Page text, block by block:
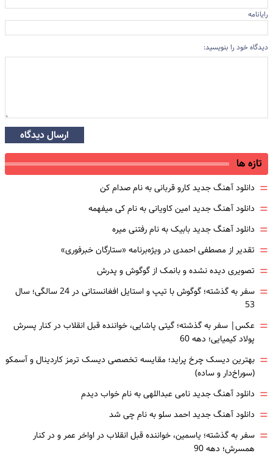
رایانامه
دیدگاه خود را بنویسید:
ارسال دیدگاه
تازه ها
= دانلود آهنگ جدید کارو قربانی به نام صدام کن
= دانلود آهنگ جدید امین کاویانی به نام کی میفهمه
= دانلود آهنگ جدید بابیک به نام رفتنی میره
= تقدیر از مصطفی احمدی در ویژه‌برنامه «ستارگان خبرفوری»
= تصویری دیده نشده و بانمک از گوگوش و پدرش
=
سفر به گذشته؛ گوگوش با تیپ و استایل افغانستانی در 24 سالگی؛ سال
53
= عکس| سفر به گذشته؛ گیتی پاشایی، خواننده قبل انقلاب در کنار پسرش
پولاد کیمیایی؛ دهه 60
= بهترین دیسک چرخ پراید؛ مقایسه تخصصی دیسک ترمز کاردینال و آسمکو
(سوراخ‌دار و ساده)
= دانلود آهنگ جدید نامی عبداللهی به نام خواب دیدم
= دانلود آهنگ جدید احمد سلو به نام چی شد
= سفر به گذشته؛ یاسمین، خواننده قبل انقلاب در اواخر عمر و در کنار
همسرش؛ دهه 90